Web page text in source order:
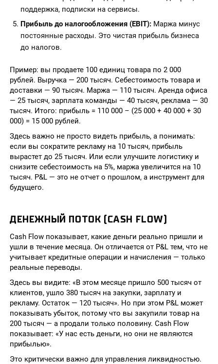
поддержка, подписки на сервисы.
Прибыль до налогообложения (EBIT): Маржа минус
постоянные расходы. Это чистая прибыль бизнеса
до налогов.
Пример: вы продаете 100 единиц товара по 2 000
рублей. Выручка — 200 тысяч. Себестоимость товара и
доставки — 90 тысяч. Маржа — 110 тысяч. Аренда офиса
— 25 тысяч, зарплата команды — 40 тысяч, реклама — 30
тысяч. Итого: прибыль = 110 000 – (25 000 + 40 000 + 30
000) = 15 000 рублей.
Здесь важно не просто видеть прибыль, а понимать:
если вы сократите рекламу на 10 тысяч, прибыль
вырастет до 25 тысяч. Или если улучшите логистику и
снизите себестоимость на 5%, маржа увеличится на 10
тысяч. P&L — это не отчет о прошлом, а инструмент для
будущего.
ДЕНЕЖНЫЙ ПОТОК (CASH FLOW)
Cash Flow показывает, какие деньги реально пришли и
ушли в течение месяца. Он отличается от P&L тем, что не
учитывает кредитные операции и начисления — только
реальные переводы.
Здесь вы видите: «В этом месяце пришло 500 тысяч от
клиентов, ушло 380 тысяч на закупки, зарплату и
рекламу. Остаток — 120 тысяч». Но при этом P&L может
показывать убыток, потому что вы закупили товар на
200 тысяч — а продали только половину. Cash Flow
показывает: «У нас есть деньги, но они не являются
прибылью».
Это критически важно для управления ликвидностью.